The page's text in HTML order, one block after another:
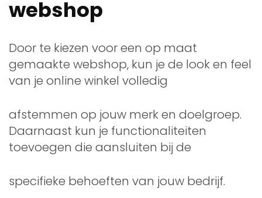
webshop
Door te kiezen voor een op maat
gemaakte webshop, kun je de look en feel
van je online winkel volledig
afstemmen op jouw merk en doelgroep.
Daarnaast kun je functionaliteiten
toevoegen die aansluiten bij de
specifieke behoeften van jouw bedrijf.